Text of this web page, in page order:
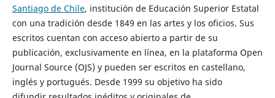
Santiago de Chile, institución de Educación Superior Estatal
con una tradición desde 1849 en las artes y los oficios. Sus
escritos cuentan con acceso abierto a partir de su
publicación, exclusivamente en línea, en la plataforma Open
Journal Source (OJS) y pueden ser escritos en castellano,
inglés y portugués. Desde 1999 su objetivo ha sido